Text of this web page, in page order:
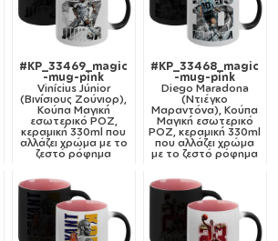
#KP_33469_magic
-mug-pink
Vinícius Júnior
(Βινίσιους Ζούνιορ),
Κούπα Μαγική
εσωτερικό ΡΟΖ,
κεραμική 330ml που
αλλάζει χρώμα με το
ζεστό ρόφημα
#KP_33468_magic
-mug-pink
Diego Maradona
(Ντιέγκο
Μαραντόνα), Κούπα
Μαγική εσωτερικό
ΡΟΖ, κεραμική 330ml
που αλλάζει χρώμα
με το ζεστό ρόφημα